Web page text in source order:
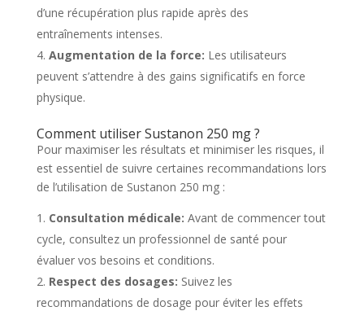
d’une récupération plus rapide après des
entraînements intenses.
Augmentation de la force: Les utilisateurs
peuvent s’attendre à des gains significatifs en force
physique.
Comment utiliser Sustanon 250 mg ?
Pour maximiser les résultats et minimiser les risques, il
est essentiel de suivre certaines recommandations lors
de l’utilisation de Sustanon 250 mg :
Consultation médicale: Avant de commencer tout
cycle, consultez un professionnel de santé pour
évaluer vos besoins et conditions.
Respect des dosages: Suivez les
recommandations de dosage pour éviter les effets